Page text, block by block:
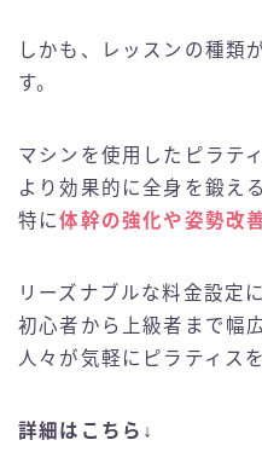
しかも、レッスンの種類
す。
マシンを使用したピラテ
より効果的に全身を鍛え
特に体幹の強化や姿勢改
リーズナブルな料金設定
初心者から上級者まで幅
人々が気軽にピラティス
詳細はこちら↓